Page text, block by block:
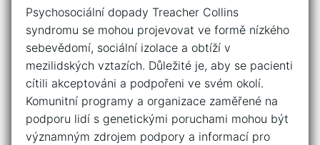
Psychosociální dopady Treacher ⁤Collins
syndromu se mohou projevovat ve⁤ formě ​nízkého
‍sebevědomí, sociální⁤ izolace a⁤ obtíží v
mezilidských vztazích. Důležité je, aby se pacienti​
cítili‌ akceptováni ⁣a podpořeni ‍ve svém okolí.
Komunitní programy a‌ organizace zaměřené na​
podporu lidí s genetickými poruchami ⁤mohou být
významným zdrojem⁣ podpory a informací pro‌